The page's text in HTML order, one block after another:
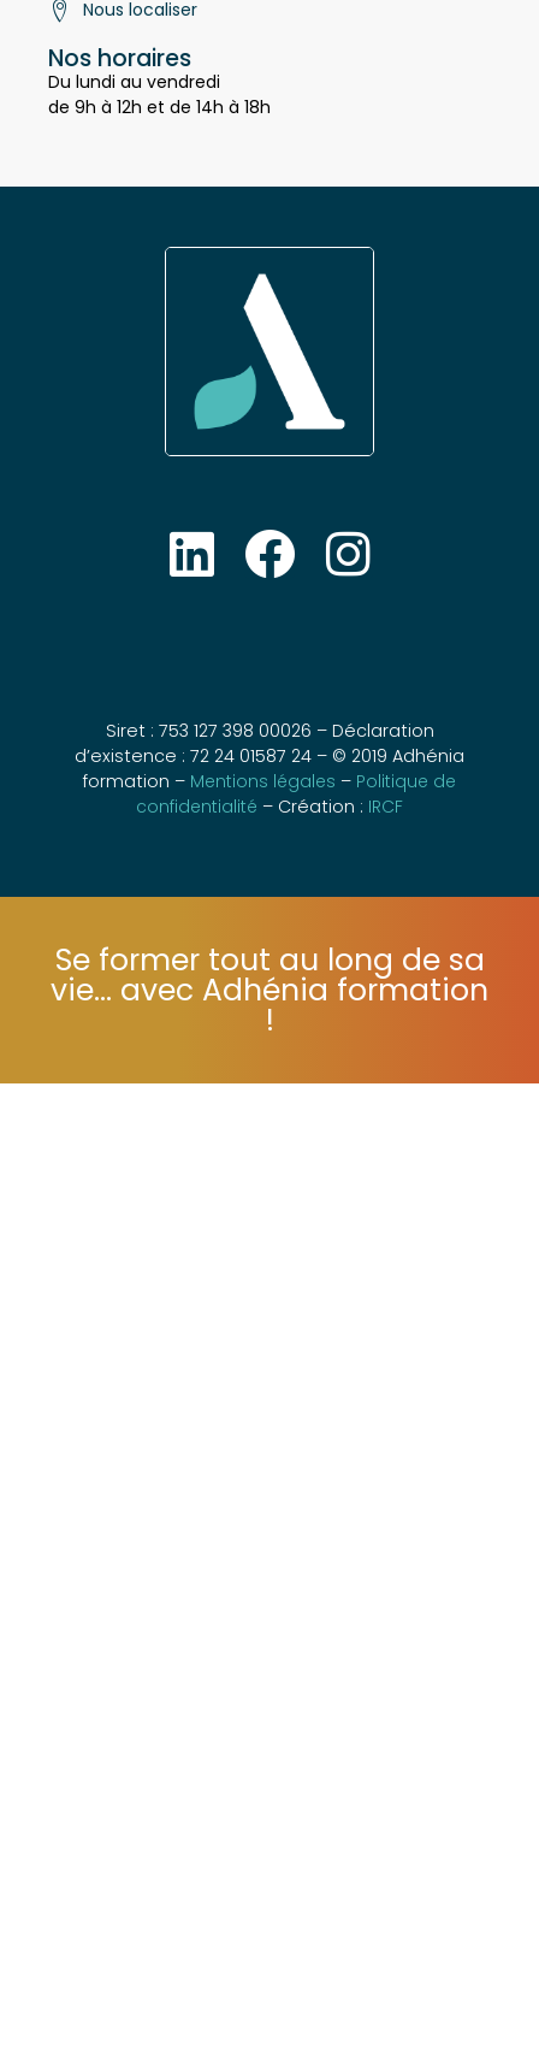
Nous localiser
Nos horaires
Du lundi au vendredi
de 9h à 12h et de 14h à 18h
Siret : 753 127 398 00026 – Déclaration
d’existence : 72 24 01587 24 – © 2019 Adhénia
formation – Mentions légales
Politique de
confidentialité – Création : IRCF
Se former tout au long de sa
vie... avec Adhénia formation
!